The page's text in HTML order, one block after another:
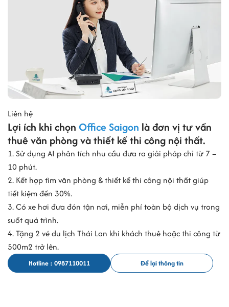
Hạ tầng mạng cáp quang sẵn sàng sử dụng
Dịch vụ vận hành - quản lý tại tòa nhà:
Lễ tân chuyên nghiệp tại sảnh
Bảo vệ túc trực 24/7
Dịch vụ vệ sinh khu vực chung mỗi ngày
Bảo trì - kỹ thuật tòa nhà định kỳ
Dịch vụ quản lý tòa nhà minh bạch, chuyên nghiệp
Khử trùng - diệt khuẩn theo lịch hoặc theo yêu cầu
VI. So sánh các tòa nhà cùng phân khúc trong
khu vực
The Bosston thuộc phân khúc văn phòng hạng C tại khu vực Lương
Định Của - An Khánh, nơi tập trung nhiều tòa nhà nhỏ và vừa, giá
thuê cạnh tranh. Bảng dưới giúp doanh nghiệp dễ dàng so sánh lựa
chọn trong bán kính 1-2km.
Tổng kết
The Bosston là lựa chọn phù hợp cho doanh nghiệp SMEs đang tìm
tòa nhà văn phòng quận 2
kế linh hoạt.
Liên hệ
Lợi ích khi chọn Office Saigon là đơn vị tư vấn
thuê văn phòng và thiết kế thi công nội thất.
1. Sử dụng AI phân tích nhu cầu đưa ra giải pháp chỉ từ 7 –
10 phút.
2. Kết hợp tìm văn phòng & thiết kế thi công nội thất giúp
tiết kiệm đến 30%.
3. Có xe hơi đưa đón tận nơi, miễn phí toàn bộ dịch vụ trong
suốt quá trình.
4. Tặng 2 vé du lịch Thái Lan khi khách thuê hoặc thi công từ
500m2 trở lên.
Hotline : 0987110011 Để lại thông tin